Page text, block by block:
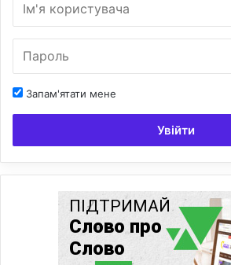
Запам'ятати мене
Увійти